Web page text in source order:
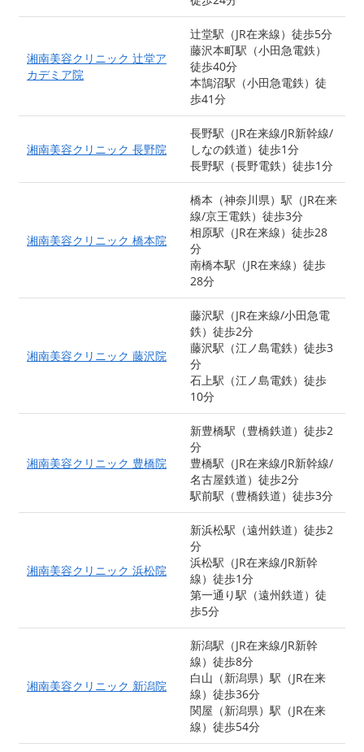
湘南美容クリニック 辻堂ア
カデミア院
辻堂駅（JR在来線）徒歩5分
藤沢本町駅（小田急電鉄）
徒歩40分
本鵠沼駅（小田急電鉄）徒
歩41分
湘南美容クリニック 長野院
長野駅（JR在来線/JR新幹線/
しなの鉄道）徒歩1分
長野駅（長野電鉄）徒歩1分
湘南美容クリニック 橋本院
橋本（神奈川県）駅（JR在来
線/京王電鉄）徒歩3分
相原駅（JR在来線）徒歩28
分
南橋本駅（JR在来線）徒歩
28分
湘南美容クリニック 藤沢院
藤沢駅（JR在来線/小田急電
鉄）徒歩2分
藤沢駅（江ノ島電鉄）徒歩3
分
石上駅（江ノ島電鉄）徒歩
10分
湘南美容クリニック 豊橋院
新豊橋駅（豊橋鉄道）徒歩2
分
豊橋駅（JR在来線/JR新幹線/
名古屋鉄道）徒歩2分
駅前駅（豊橋鉄道）徒歩3分
湘南美容クリニック 浜松院
新浜松駅（遠州鉄道）徒歩2
分
浜松駅（JR在来線/JR新幹
線）徒歩1分
第一通り駅（遠州鉄道）徒
歩5分
湘南美容クリニック 新潟院
新潟駅（JR在来線/JR新幹
線）徒歩8分
白山（新潟県）駅（JR在来
線）徒歩36分
関屋（新潟県）駅（JR在来
線）徒歩54分